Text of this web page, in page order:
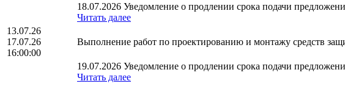
18.07.2026 Уведомление о продлении срока подачи
Читать далее
13.07.26
17.07.26
16:00:00
Выполнение работ по проектированию и монтажу средств
19.07.2026 Уведомление о продлении срока подачи
Читать далее